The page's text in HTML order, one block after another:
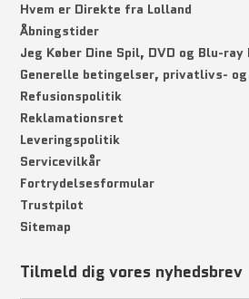
Hvem er Direkte fra Lolland
Åbningstider
Jeg Køber Dine Spil, DVD og Blu-ray
Generelle betingelser, privatlivs-
Refusionspolitik
Reklamationsret
Leveringspolitik
Servicevilkår
Fortrydelsesformular
Trustpilot
Sitemap
Tilmeld dig vores nyhedsbrev